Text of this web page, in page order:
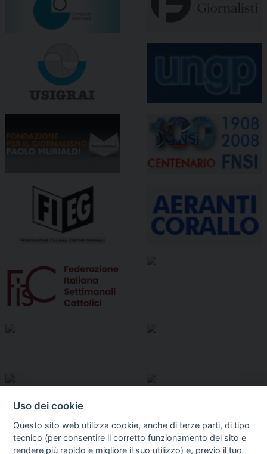
Uso dei cookie
Questo sito web utilizza cookie, anche di terze parti, di tipo
tecnico (per consentire il corretto funzionamento del sito e
rendere più rapido e migliore il suo utilizzo) e, previo il tuo